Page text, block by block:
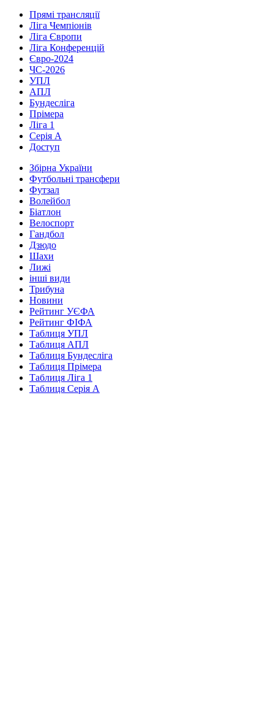
Прямі трансляції
Ліга Чемпіонів
Ліга Європи
Ліга Конференцій
Євро-2024
ЧС-2026
УПЛ
АПЛ
Бундесліга
Прімера
Ліга 1
Серія А
Доступ
Збірна України
Футбольні трансфери
Футзал
Волейбол
Біатлон
Велоспорт
Гандбол
Дзюдо
Шахи
Лижі
інші види
Трибуна
Новини
Рейтинг УЄФА
Рейтинг ФІФА
Таблиця УПЛ
Таблиця АПЛ
Таблиця Бундесліга
Таблиця Прімера
Таблиця Ліга 1
Таблиця Серія А